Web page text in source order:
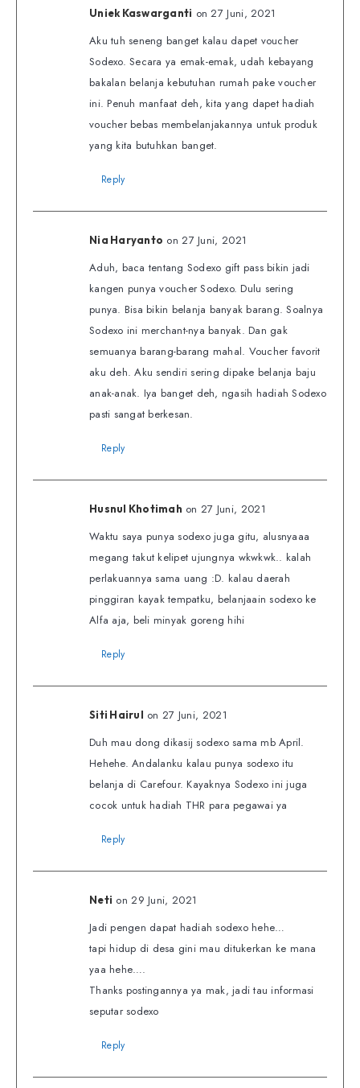
Uniek Kaswarganti on 27 Juni, 2021
Aku tuh seneng banget kalau dapet voucher
Sodexo. Secara ya emak-emak, udah kebayang
bakalan belanja kebutuhan rumah pake voucher
ini. Penuh manfaat deh, kita yang dapet hadiah
voucher bebas membelanjakannya untuk produk
yang kita butuhkan banget.
Reply
Nia Haryanto on 27 Juni, 2021
Aduh, baca tentang Sodexo gift pass bikin jadi
kangen punya voucher Sodexo. Dulu sering
punya. Bisa bikin belanja banyak barang. Soalnya
Sodexo ini merchant-nya banyak. Dan gak
semuanya barang-barang mahal. Voucher favorit
aku deh. Aku sendiri sering dipake belanja baju
anak-anak. Iya banget deh, ngasih hadiah Sodexo
pasti sangat berkesan.
Reply
Husnul Khotimah on 27 Juni, 2021
Waktu saya punya sodexo juga gitu, alusnyaaa
megang takut kelipet ujungnya wkwkwk.. kalah
perlakuannya sama uang :D. kalau daerah
pinggiran kayak tempatku, belanjaain sodexo ke
Alfa aja, beli minyak goreng hihi
Reply
Siti Hairul on 27 Juni, 2021
Duh mau dong dikasij sodexo sama mb April.
Hehehe. Andalanku kalau punya sodexo itu
belanja di Carefour. Kayaknya Sodexo ini juga
cocok untuk hadiah THR para pegawai ya
Reply
Neti on 29 Juni, 2021
Jadi pengen dapat hadiah sodexo hehe…
tapi hidup di desa gini mau ditukerkan ke mana
yaa hehe….
Thanks postingannya ya mak, jadi tau informasi
seputar sodexo
Reply